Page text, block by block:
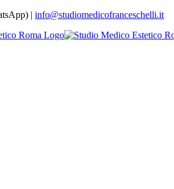
|info@studiomedicofranceschelli.it